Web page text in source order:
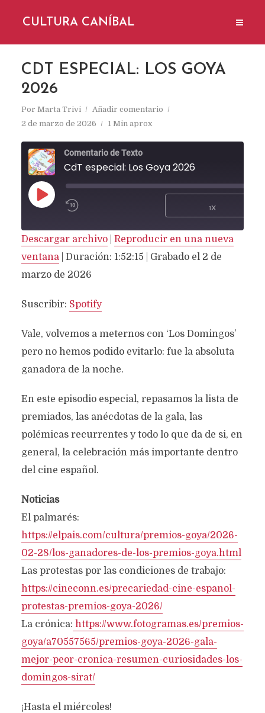
CULTURA CANÍBAL
CDT ESPECIAL: LOS GOYA
2026
Por Marta Trivi
Añadir comentario
2 de marzo de 2026
1 Min aprox
Comentario de Texto
CdT especial: Los Goya 2026
REPRODUCIR
EPISODIO
1X
Spotify
FEED RSS
COMPARTIR
Descargar archivo| Reproducir en una nueva
ventana| Duración: 1:52:15
Grabado el 2 de
marzo de 2026
Suscribir: Spotify
Vale, volvemos a meternos con ‘Los Domingos’
pero no hemos podido evitarlo: fue la absoluta
ganadora de la noche.
En este episodio especial, repasamos la lista de
premiados, las anécdotas de la gala, las
polémicas recurrentes y todo lo que da de si, en
general, la celebración más importante dentro
del cine español.
Noticias
El palmarés:
https://elpais.com/cultura/premios-goya/2026-
02-28/los-ganadores-de-los-premios-goya.html
Las protestas por las condiciones de trabajo:
https://cineconn.es/precariedad-cine-espanol-
protestas-premios-goya-2026/
La crónica: https://www.fotogramas.es/premios-
goya/a70557565/premios-goya-2026-gala-
mejor-peor-cronica-resumen-curiosidades-los-
domingos-sirat/
¡Hasta el miércoles!